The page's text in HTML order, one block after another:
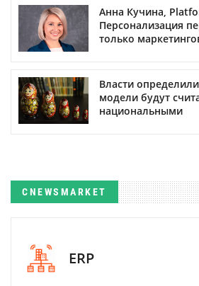
Анна Кучина,
Персонализация
только
Власти
модели будут
национальными
CNEWSMARKET
ERP